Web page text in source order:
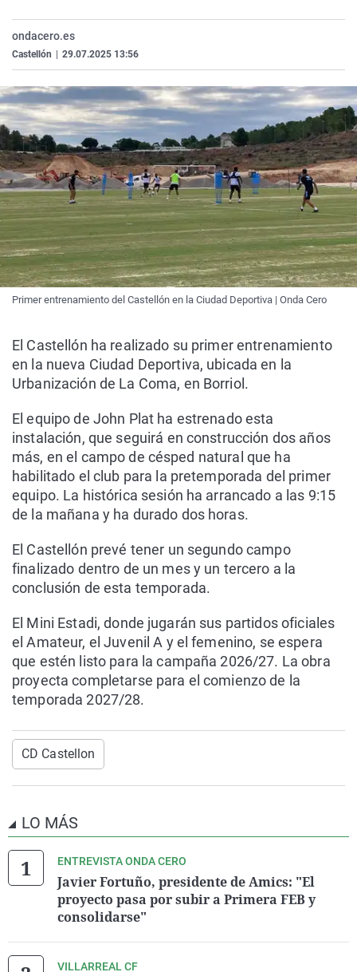
Como el perro y el
Equipo de
Operación Viuda
La Rioja
Navarra
País Vasco
Elecciones
ondacero.es
Castellón 29.07.2025 13:56
Primer entrenamiento del Castellón en la Ciudad Deportiva | Onda Cero
El Castellón ha realizado su primer entrenamiento
en la nueva Ciudad Deportiva, ubicada en la
Urbanización de La Coma, en Borriol.
El equipo de John Plat ha estrenado esta
instalación, que seguirá en construcción dos años
más, en el campo de césped natural que ha
habilitado el club para la pretemporada del primer
equipo. La histórica sesión ha arrancado a las 9:15
de la mañana y ha durado dos horas.
El Castellón prevé tener un segundo campo
finalizado dentro de un mes y un tercero a la
conclusión de esta temporada.
El Mini Estadi, donde jugarán sus partidos oficiales
el Amateur, el Juvenil A y el femenino, se espera
que estén listo para la campaña 2026/27. La obra
proyecta completarse para el comienzo de la
temporada 2027/28.
CD Castellon
LO MÁS
ENTREVISTA ONDA CERO
Javier Fortuño, presidente de Amics: "El
proyecto pasa por subir a Primera FEB y
consolidarse"
VILLARREAL CF